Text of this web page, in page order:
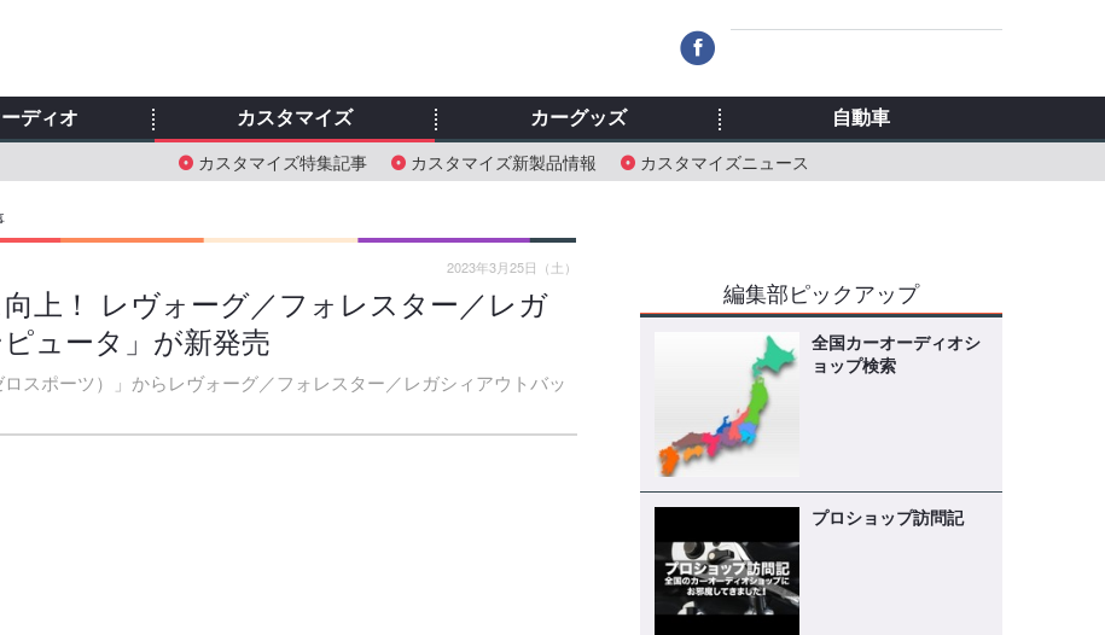
ディオ カスタマイズ
カスタマイズ特集記事 カスタマイズ新製品情報 カスタマイズニュース
カーグッズ 自動車
上！ レヴォーグ／フォレスター／レガ
ュータ」が新発売
スポーツ）」からレヴォーグ／フォレスター／レガシィアウトバッ
2023年3月25日（土）
編集部ピックアップ
全国カーオーディオシ
ョップ検索
プロショップ訪問記